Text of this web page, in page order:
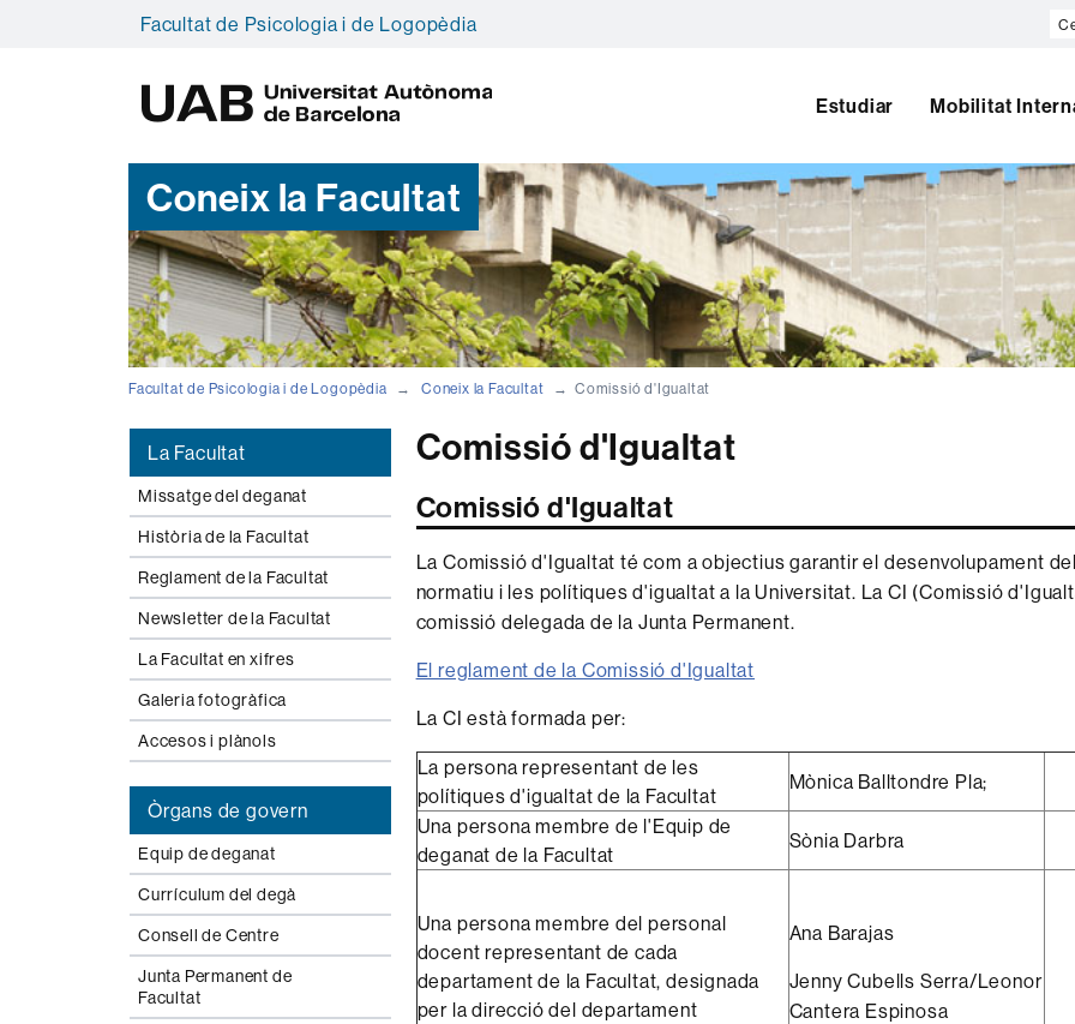
Facultat de Psicologia i de Logopèdia
A
Estudiar Mobilitat
Coneix la Facultat
Facultat de Psicologia i de Logopèdia Coneix la Facultat Comissió d'Igualtat
La Facultat
Missatge del deganat
Història de la Facultat
Reglament de la Facultat
Newsletter de la Facultat
La Facultat en xifres
Galeria fotogràfica
Accesos i plànols
Òrgans de govern
Equip de deganat
Currículum del degà
Consell de Centre
Junta Permanent de
Facultat
Comissió d'Igualtat
Comissió d'Igualtat
La Comissió d'Igualtat té com a objectius garantir el desenvolupament
normatiu i les polítiques d'igualtat a la Universitat. La CI (Comissió
comissió delegada de la Junta Permanent.
El reglament de la Comissió d'Igualtat
La CI està formada per:
La persona representant de les
polítiques d'igualtat de la Facultat
Mònica Balltondre Pla;
Una persona membre de l'Equip de
deganat de la Facultat
Sònia Darbra
Una persona membre del personal
docent representant de cada
departament de la Facultat, designada
per la direcció del departament
Ana Barajas
Jenny Cubells Serra/Leonor
Cantera Espinosa